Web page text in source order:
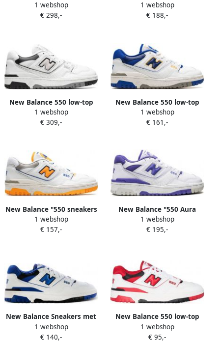
Dore 550 sneakers Wit
1 webshop
€ 298,-
sneakers Wit
1 webshop
€ 188,-
New Balance 550 low-top
sneakers Wit
1 webshop
€ 309,-
New Balance 550 low-top
sneakers Wit
1 webshop
€ 161,-
New Balance "550 sneakers
Lakers Pack- Vibrant
Orange" Wit
1 webshop
€ 157,-
New Balance "550 Aura
Purple low-top sneakers "
Wit
1 webshop
€ 195,-
New Balance Sneakers met
logodetail Wit
1 webshop
€ 140,-
New Balance 550 low-top
sneakers Wit
1 webshop
€ 95,-